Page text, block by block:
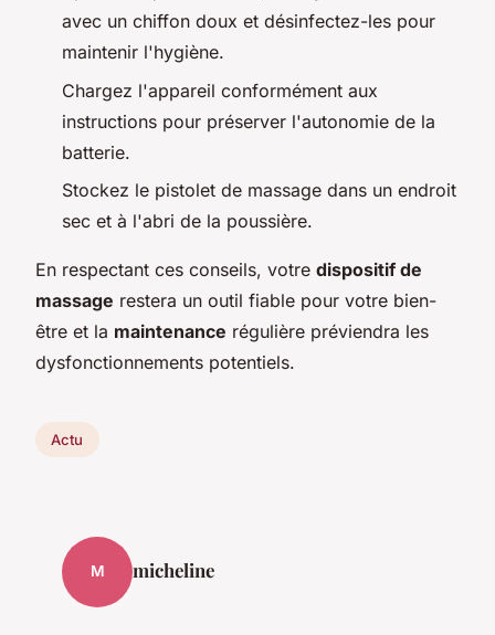
avec un chiffon doux et désinfectez-les pour
maintenir l'hygiène.
Chargez l'appareil conformément aux
instructions pour préserver l'autonomie de la
batterie.
Stockez le pistolet de massage dans un endroit
sec et à l'abri de la poussière.
En respectant ces conseils, votre dispositif de
massage restera un outil fiable pour votre bien-
être et la maintenance régulière préviendra les
dysfonctionnements potentiels.
Actu
M micheline